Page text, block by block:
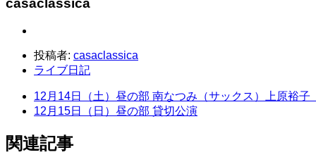
casaclassica
投稿者: casaclassica
ライブ日記
12月14日（土）昼の部 南なつみ（サックス）上原裕子
12月15日（日）昼の部 貸切公演
関連記事